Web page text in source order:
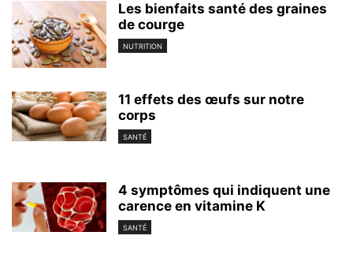
Les bienfaits santé des graines
de courge
NUTRITION
11 effets des œufs sur notre
corps
SANTÉ
4 symptômes qui indiquent une
carence en vitamine K
SANTÉ